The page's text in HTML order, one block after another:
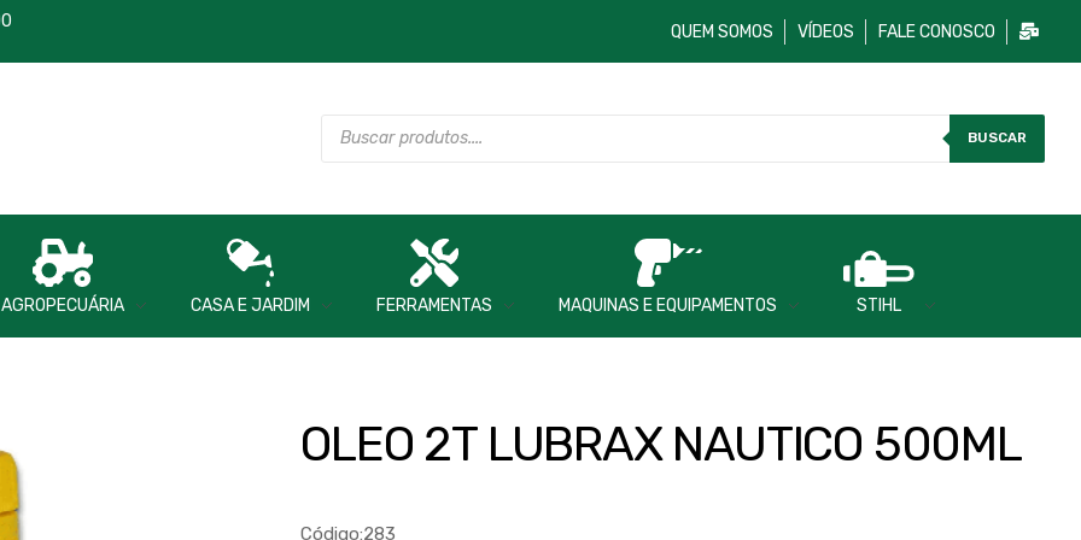
QUEM SOMOS VÍDEOS FALE CONOSCO
BUSCAR
AGROPECUÁRIA CASA E JARDIM FERRAMENTAS MAQUINAS E EQUIPAMENTOS STIHL
OLEO 2T LUBRAX NAUTICO 500ML
Código:283